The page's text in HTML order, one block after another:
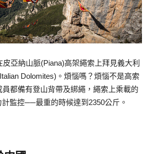
亞納山脈(Piana)高架繩索上拜見義大利
Dolomites)。煩惱嗎？煩惱不是高索
都備有登山背帶及綁繩，繩索上乘載的
監控──最重的時候達到2350公斤。